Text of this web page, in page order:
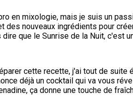
en mixologie, mais je suis un
des nouveaux ingrédients pour
dire que le Sunrise de la Nuit, c'est
cette recette, j'ai tout de
déjà un cocktail qui va vous
ça donne une touche de